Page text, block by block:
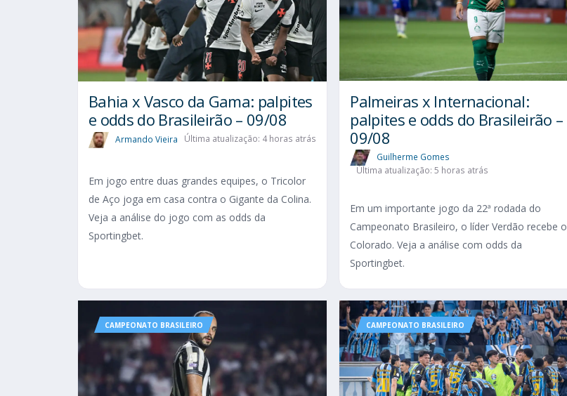
Bahia x Vasco da Gama: palpites
e odds do Brasileirão – 09/08
Armando Vieira Última atualização: 4 horas atrás
Em jogo entre duas grandes equipes, o Tricolor
de Aço joga em casa contra o Gigante da Colina.
Veja a análise do jogo com as odds da
Sportingbet.
Palmeiras x Internacional:
palpites e odds do Brasileirão –
09/08
Guilherme Gomes
Última atualização: 5 horas atrás
Em um importante jogo da 22ª rodada do
Campeonato Brasileiro, o líder Verdão recebe o
Colorado. Veja a análise com odds da
Sportingbet.
CAMPEONATO BRASILEIRO CAMPEONATO BRASILEIRO